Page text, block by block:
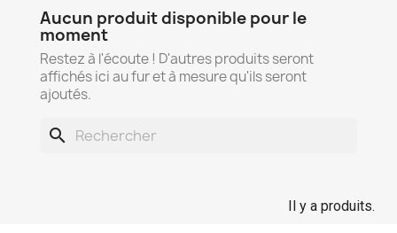
Aucun produit disponible pour le
moment
Restez à l'écoute ! D'autres produits seront
affichés ici au fur et à mesure qu'ils seront
ajoutés.
search
Il y a produits.